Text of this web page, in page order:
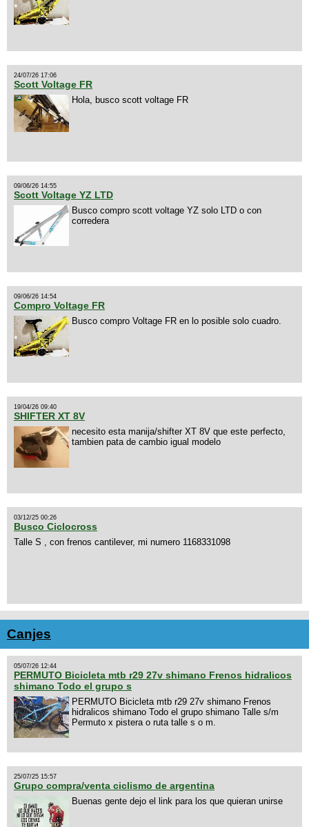
24/07/26 17:06
Scott Voltage FR
Hola, busco scott voltage FR
09/06/26 14:55
Scott Voltage YZ LTD
Busco compro scott voltage YZ solo LTD o con
corredera
09/06/26 14:54
Compro Voltage FR
Busco compro Voltage FR en lo posible solo cuadro.
19/04/26 09:40
SHIFTER XT 8V
necesito esta manija/shifter XT 8V que este perfecto,
tambien pata de cambio igual modelo
03/12/25 00:26
Busco Ciclocross
Talle S , con frenos cantilever, mi numero 1168331098
Canjes
05/07/26 12:44
PERMUTO Bicicleta mtb r29 27v shimano Frenos hidralicos
shimano Todo el grupo s
PERMUTO Bicicleta mtb r29 27v shimano Frenos
hidralicos shimano Todo el grupo shimano Talle s/m
Permuto x pistera o ruta talle s o m.
25/07/25 15:57
Grupo compra/venta ciclismo de argentina
Buenas gente dejo el link para los que quieran unirse